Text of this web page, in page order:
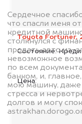
Toyota Fortuner,
Состояние:
Цена:
Сердечное
что спасли меня
кредитной
столкнулся с
продать авто из-
невозможное
по всем
банком, и,
мою машину, даже
стресса и
долгов и могу